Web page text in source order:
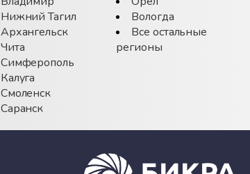
Нижний Тагил
Архангельск
Чита
Симферополь
Калуга
Смоленск
Саранск
Вологда
Все остальные
регионы